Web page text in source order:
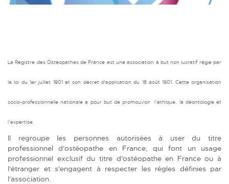
Le Registre des Ostéopathes de France est une association à but non lucratif régie par
la loi du 1er juillet 1901 et son décret d'application du 16 août 1901. Cette organisation
socio-professionnelle nationale a pour but de promouvoir l’éthique, la déontologie et
l’expertise.
Il regroupe les personnes autorisées à user du titre
professionnel d'ostéopathe en France, qui font un usage
professionnel exclusif du titre d'ostéopathe en France ou à
l'étranger et s'engagent à respecter les règles définies par
l'association.